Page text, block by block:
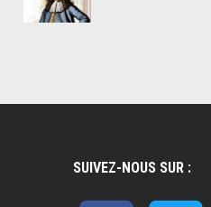
SUIVEZ-NOUS SUR :